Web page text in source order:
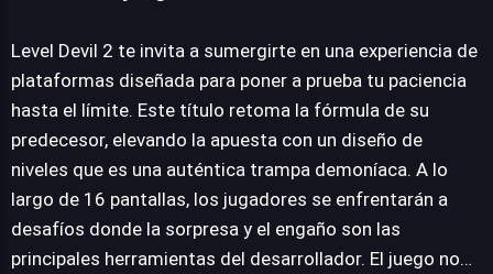
JUEGALO AHORA
Level Devil 2 te invita a sumergirte en una experiencia de
plataformas diseñada para poner a prueba tu paciencia
hasta el límite. Este título retoma la fórmula de su
predecesor, elevando la apuesta con un diseño de
niveles que es una auténtica trampa demoníaca. A lo
largo de 16 pantallas, los jugadores se enfrentarán a
desafíos donde la sorpresa y el engaño son las
principales herramientas del desarrollador. El juego no